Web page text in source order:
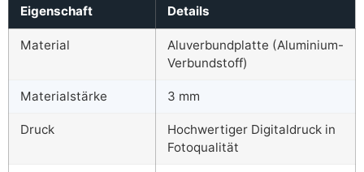
Eigenschaft Details
Material
Aluverbundplatte (Aluminium-
Verbundstoff)
Materialstärke 3 mm
Druck
Hochwertiger Digitaldruck in
Fotoqualität